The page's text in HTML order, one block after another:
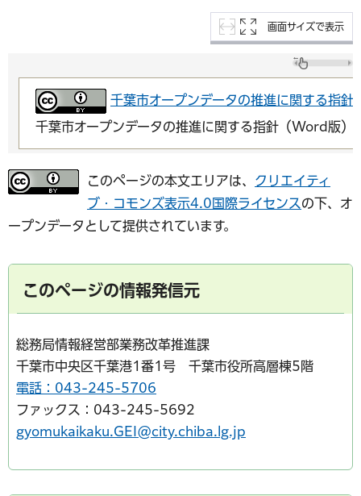
画面サイズで表示
千葉市オープンデータの推進に関する指
千葉市オープンデータの推進に関する指針（Word版）
このページの本文エリアは、 クリエイティ
ブ・コモンズ表示4.0国際ライセンスの下、オ
ープンデータとして提供されています。
このページの情報発信元
総務局情報経営部業務改革推進課
千葉市中央区千葉港1番1号 千葉市役所高層棟5階
電話：043-245-5706
ファックス：043-245-5692
gyomukaikaku.GEI@city.chiba.lg.jp